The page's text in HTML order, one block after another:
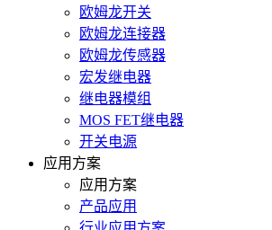
欧姆龙开关
欧姆龙连接器
欧姆龙传感器
宏发继电器
继电器模组
MOS FET继电器
开关电源
应用方案
应用方案
产品应用